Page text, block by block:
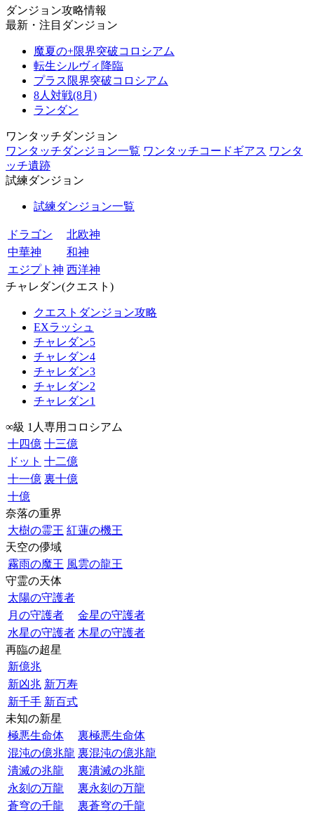
ダンジョン攻略情報
最新・注目ダンジョン
魔夏の+限界突破コロシアム
転生シルヴィ降臨
プラス限界突破コロシアム
8人対戦(8月)
ランダン
ワンタッチダンジョン
ワンタッチダンジョン一覧 ワンタッチコードギアス ワンタ
ッチ遺跡
試練ダンジョン
試練ダンジョン一覧
ドラゴン
北欧神
中華神
和神
エジプト神 西洋神
チャレダン(クエスト)
クエストダンジョン攻略
EXラッシュ
チャレダン5
チャレダン4
チャレダン3
チャレダン2
チャレダン1
∞級 1人専用コロシアム
十四億 十三億
ドット 十二億
十一億 裏十億
十億
奈落の重界
大樹の霊王 紅蓮の機王
天空の儚域
霧雨の魔王 風雲の龍王
守霊の天体
太陽の守護者
月の守護者
金星の守護者
水星の守護者 木星の守護者
再臨の超星
新億兆
新凶兆 新万寿
新千手 新百式
未知の新星
極悪生命体
裏極悪生命体
混沌の億兆龍 裏混沌の億兆龍
潰滅の兆龍
裏潰滅の兆龍
永刻の万龍
裏永刻の万龍
蒼穹の千龍
裏蒼穹の千龍